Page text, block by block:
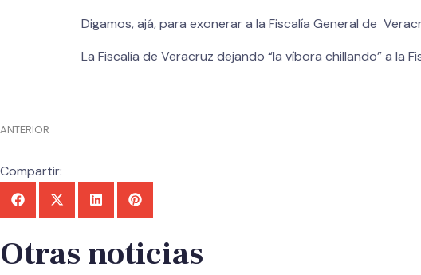
Digamos, ajá, para exonerar a la Fiscalía General de
La Fiscalía de Veracruz dejando “la víbora chillando” a la
ANTERIOR
Compartir:
Otras noticias